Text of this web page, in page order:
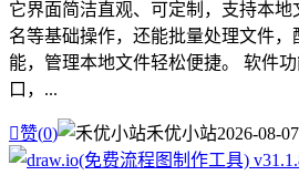
它界面简洁直观、可定制，支持本
名等基础操作，还能批量处理文件
能，管理本地文件轻松便捷。 软件
口，...
赞(0) 禾优小站2026-08-07